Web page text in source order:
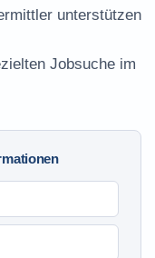
unterstützen
Jobsuche im